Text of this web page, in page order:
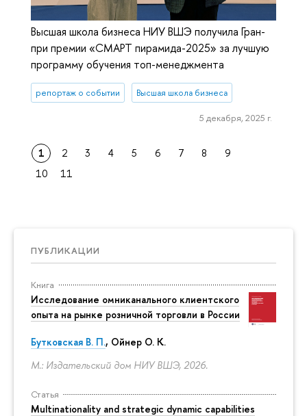
ПУБЛИКАЦИИ
Книга
Исследование омниканального клиентского
опыта на рынке розничной торговли в России
Бутковская В. П., Ойнер О. К.
М.: Издательский дом НИУ ВШЭ, 2026.
Статья
Multinationality and strategic dynamic capabilities
Высшая школа бизнеса НИУ ВШЭ получила Гран-
при премии «СМАРТ пирамида-2025» за лучшую
программу обучения топ-менеджмента
репортаж о событии Высшая школа бизнеса
5 декабря, 2025 г.
1 2 3 4 5 6 7 8
9
10
11